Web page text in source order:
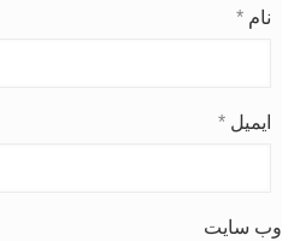
نام *
ایمیل *
وب‌ سایت